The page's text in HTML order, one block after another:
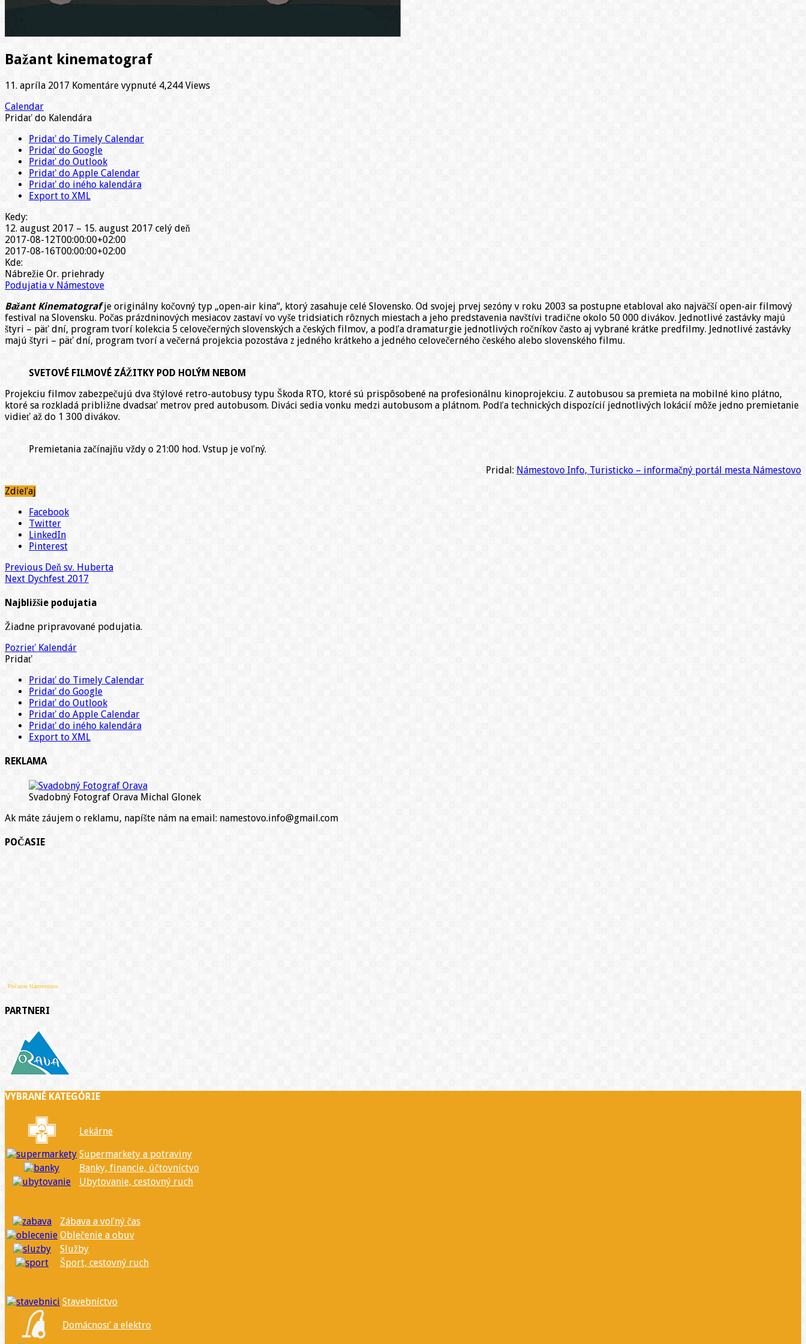
Bažant kinematograf
11. apríla 2017 Komentáre vypnuténa4,244 Views
Calendar
Pridať do Kalendára
Pridať do Timely Calendar
Pridať do Google
Pridať do Outlook
Pridať do Apple Calendar
Pridať do iného kalendára
Export to XML
Kedy:
12. august 2017 – 15. august 2017 celý deň
2017-08-12T00:00:00+02:00
2017-08-16T00:00:00+02:00
Kde:
Nábrežie Or. priehrady
Podujatia v Námestove
Bažant Kinematograf je originálny kočovný typ „open-air kina“, ktorý zasahuje celé Slovensko. Od svojej prvej sezóny v roku 2003 sa postupne etabloval ako najväčší open-air filmový
festival na Slovensku. Počas prázdninových mesiacov zastaví vo vyše tridsiatich rôznych miestach a jeho predstavenia navštívi tradične okolo 50 000 divákov. Jednotlivé zastávky majú
štyri – päť dní, program tvorí kolekcia 5 celovečerných slovenských a českých filmov, a podľa dramaturgie jednotlivých ročníkov často aj vybrané krátke predfilmy. Jednotlivé zastávky
majú štyri – päť dní, program tvorí a večerná projekcia pozostáva z jedného krátkeho a jedného celovečerného českého alebo slovenského filmu.
SVETOVÉ FILMOVÉ ZÁŽITKY POD HOLÝM NEBOM
Projekciu filmov zabezpečujú dva štýlové retro-autobusy typu Škoda RTO, ktoré sú prispôsobené na profesionálnu kinoprojekciu. Z autobusou sa premieta na mobilné kino plátno,
ktoré sa rozkladá približne dvadsať metrov pred autobusom. Diváci sedia vonku medzi autobusom a plátnom. Podľa technických dispozícií jednotlivých lokácií môže jedno premietanie
vidieť až do 1 300 divákov.
Premietania začínajňu vždy o 21:00 hod. Vstup je voľný.
Pridal: Námestovo Info, Turisticko – informačný portál mesta Námestovo
Zdieľaj
Facebook
Twitter
LinkedIn
Pinterest
Previous Deň sv. Huberta
Next Dychfest 2017
Najbližšie podujatia
Žiadne pripravované podujatia.
Pozrieť Kalendár
Pridať
Pridať do Timely Calendar
Pridať do Google
Pridať do Outlook
Pridať do Apple Calendar
Pridať do iného kalendára
Export to XML
REKLAMA
Svadobný Fotograf Orava Michal Glonek
Ak máte záujem o reklamu, napíšte nám na email: namestovo.info@gmail.com
POČASIE
Počasie Námestovo
PARTNERI
VYBRANÉ KATEGÓRIE
Lekárne
Supermarkety a potraviny
Banky, financie, účtovníctvo
Ubytovanie, cestovný ruch
Zábava a voľný čas
Oblečenie a obuv
Služby
Šport, cestovný ruch
Stavebníctvo
Domácnosť a elektro